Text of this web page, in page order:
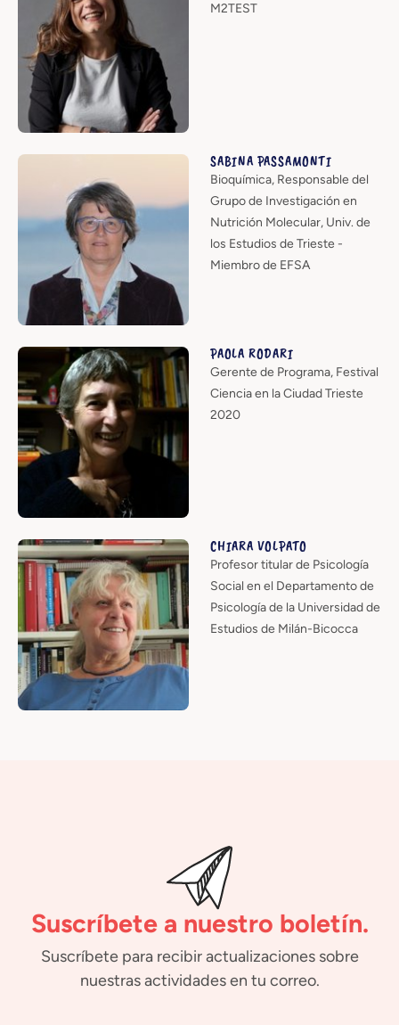
M2TEST
SABINA PASSAMONTI
Bioquímica, Responsable del
Grupo de Investigación en
Nutrición Molecular, Univ. de
los Estudios de Trieste -
Miembro de EFSA
PAOLA RODARI
Gerente de Programa, Festival
Ciencia en la Ciudad Trieste
2020
CHIARA VOLPATO
Profesor titular de Psicología
Social en el Departamento de
Psicología de la Universidad de
Estudios de Milán-Bicocca
Suscríbete a nuestro boletín.
Suscríbete para recibir actualizaciones sobre
nuestras actividades en tu correo.